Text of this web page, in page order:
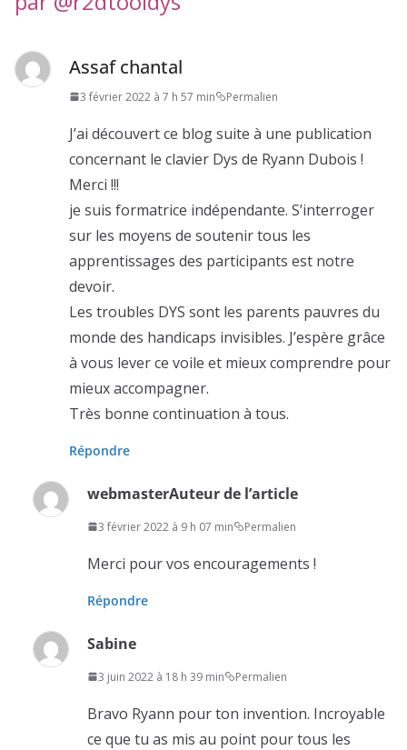
Assaf chantal
3 février 2022 à 7 h 57 min Permalien
J’ai découvert ce blog suite à une publication
concernant le clavier Dys de Ryann Dubois !
Merci !!!
je suis formatrice indépendante. S’interroger
sur les moyens de soutenir tous les
apprentissages des participants est notre
devoir.
Les troubles DYS sont les parents pauvres du
monde des handicaps invisibles. J’espère grâce
à vous lever ce voile et mieux comprendre pour
mieux accompagner.
Très bonne continuation à tous.
Répondre
webmasterAuteur de l’article
3 février 2022 à 9 h 07 min Permalien
Merci pour vos encouragements !
Répondre
Sabine
3 juin 2022 à 18 h 39 min Permalien
Bravo Ryann pour ton invention. Incroyable
ce que tu as mis au point pour tous les